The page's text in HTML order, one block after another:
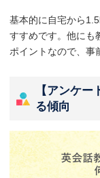
基本的に自宅から
すすめです。他にも
ポイントなので、事
【アンケ
る傾向